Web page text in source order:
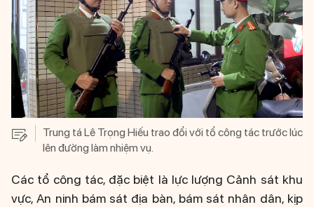
Trung tá Lê Trọng Hiếu trao đổi với tổ công tác trước lúc
lên đường làm nhiệm vụ.
Các tổ công tác, đặc biệt là lực lượng Cảnh sát khu
vực, An ninh bám sát địa bàn, bám sát nhân dân, kịp